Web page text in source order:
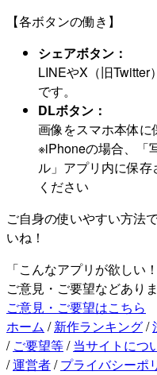
【各ボタンの働き】
シェアボタン：
LINEやX（旧Twitter
です。
DLボタン：
画像をスマホ本体に
※iPhoneの場合、「
ル」アプリ内に保
ください
ご自身の使いやすい方法
いね！
「こんなアプリが欲しい
ご意見・ご要望などあり
ご意見・ご要望はこちら
ホーム / 新作ランキング/
/ ご要望等/ 当サイトにつ
/運営者/ プライバシーポ